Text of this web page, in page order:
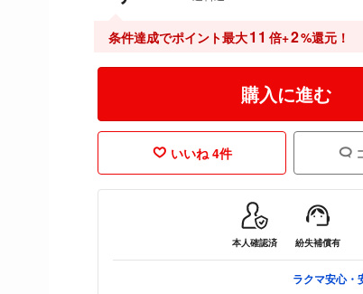
条件達成でポイント最大11 倍+2%還元！
購入に進む
いいね 4件
本人確認済 紛失補償有
ラクマ安心・